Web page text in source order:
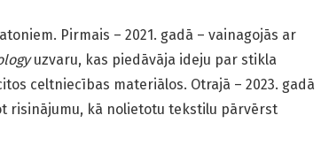
Pirmais – 2021. gadā – vainagojās ar
uzvaru, kas piedāvāja ideju par stikla
celtniecības materiālos. Otrajā – 2023. gadā
risinājumu, kā nolietotu tekstilu pārvērst